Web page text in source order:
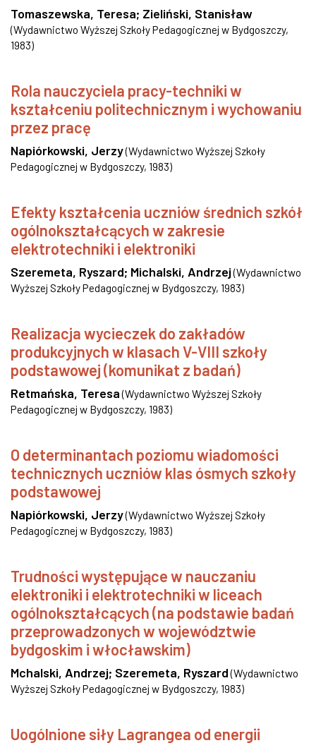
Tomaszewska, Teresa; Zieliński, Stanisław
(Wydawnictwo Wyższej Szkoły Pedagogicznej w Bydgoszczy,
1983)
Rola nauczyciela pracy-techniki w
kształceniu politechnicznym i wychowaniu
przez pracę
Napiórkowski, Jerzy(Wydawnictwo Wyższej Szkoły
Pedagogicznej w Bydgoszczy, 1983)
Efekty kształcenia uczniów średnich szkół
ogólnokształcących w zakresie
elektrotechniki i elektroniki
Szeremeta, Ryszard; Michalski, Andrzej(Wydawnictwo
Wyższej Szkoły Pedagogicznej w Bydgoszczy, 1983)
Realizacja wycieczek do zakładów
produkcyjnych w klasach V-VIII szkoły
podstawowej (komunikat z badań)
Retmańska, Teresa (Wydawnictwo Wyższej Szkoły
Pedagogicznej w Bydgoszczy, 1983)
O determinantach poziomu wiadomości
technicznych uczniów klas ósmych szkoły
podstawowej
Napiórkowski, Jerzy(Wydawnictwo Wyższej Szkoły
Pedagogicznej w Bydgoszczy, 1983)
Trudności występujące w nauczaniu
elektroniki i elektrotechniki w liceach
ogólnokształcących (na podstawie badań
przeprowadzonych w województwie
bydgoskim i włocławskim)
Mchalski, Andrzej; Szeremeta, Ryszard (Wydawnictwo
Wyższej Szkoły Pedagogicznej w Bydgoszczy, 1983)
Uogólnione siły Lagrangea od energii